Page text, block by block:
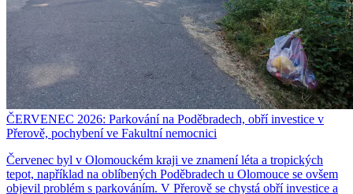
ČERVENEC 2026: Parkování na Poděbradech, obří investice v
Přerově, pochybení ve Fakultní nemocnici
Červenec byl v Olomouckém kraji ve znamení léta a tropických
tepot, například na oblíbených Poděbradech u Olomouce se ovšem
objevil problém s parkováním. V Přerově se chystá obří investice a